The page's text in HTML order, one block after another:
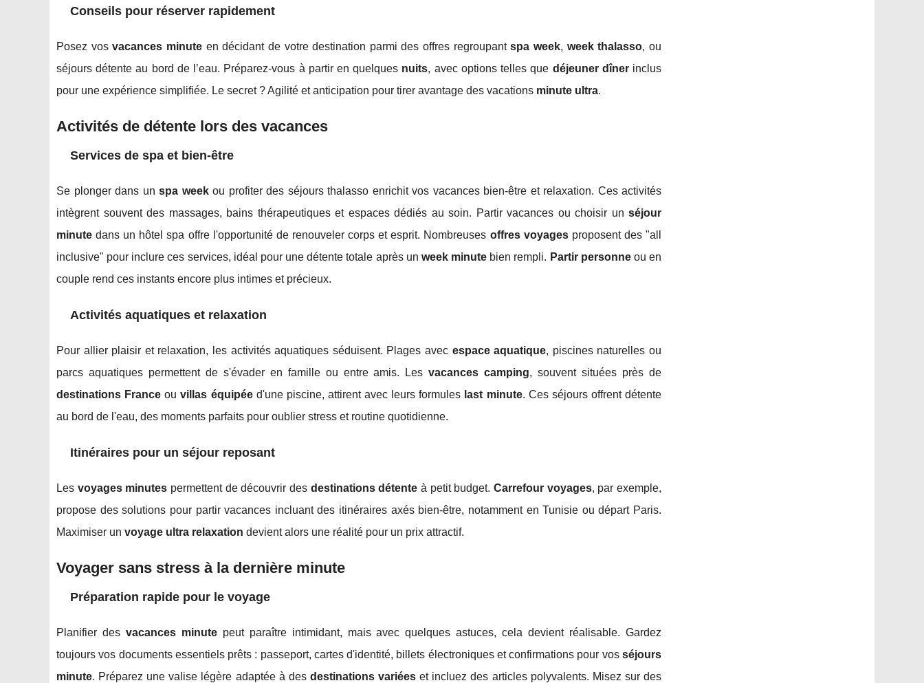
Conseils pour réserver rapidement
Posez vosvacances minuteen décidant de votre destination parmi des offres regroupantspa week, week thalasso, ou
séjours détente au bord de l’eau. Préparez-vous à partir en quelques nuits, avec options telles que déjeuner dînerinclus
pour une expérience simplifiée. Le secret ? Agilité et anticipation pour tirer avantage des vacations minute ultra.
Activités de détente lors des vacances
Services de spa et bien-être
Se plonger dans un spa weekou profiter des séjours thalasso enrichit vos vacances bien-être et relaxation. Ces activités
intègrent souvent des massages, bains thérapeutiques et espaces dédiés au soin. Partir vacances ou choisir un séjour
minute dans un hôtel spa offre l'opportunité de renouveler corps et esprit. Nombreuses offres voyagesproposent des "all
inclusive" pour inclure ces services, idéal pour une détente totale après un week minute bien rempli. Partir personneou en
couple rend ces instants encore plus intimes et précieux.
Activités aquatiques et relaxation
Pour allier plaisir et relaxation, les activités aquatiques séduisent. Plages avec espace aquatique, piscines naturelles ou
parcs aquatiques permettent de s'évader en famille ou entre amis. Lesvacances camping, souvent situées près de
destinations France ouvillas équipéed'une piscine, attirent avec leurs formules last minute. Ces séjours offrent détente
au bord de l'eau, des moments parfaits pour oublier stress et routine quotidienne.
Itinéraires pour un séjour reposant
Les voyages minutes permettent de découvrir des destinations détente à petit budget.Carrefour voyages, par exemple,
propose des solutions pour partir vacances incluant des itinéraires axés bien-être, notamment en Tunisie ou départ Paris.
Maximiser un voyage ultra relaxation devient alors une réalité pour un prix attractif.
Voyager sans stress à la dernière minute
Préparation rapide pour le voyage
Planifier des vacances minutepeut paraître intimidant, mais avec quelques astuces, cela devient réalisable. Gardez
toujours vos documents essentiels prêts : passeport, cartes d'identité, billets électroniques et confirmations pour vos séjours
minute. Préparez une valise légère adaptée à des destinations variées et incluez des articles polyvalents. Misez sur des